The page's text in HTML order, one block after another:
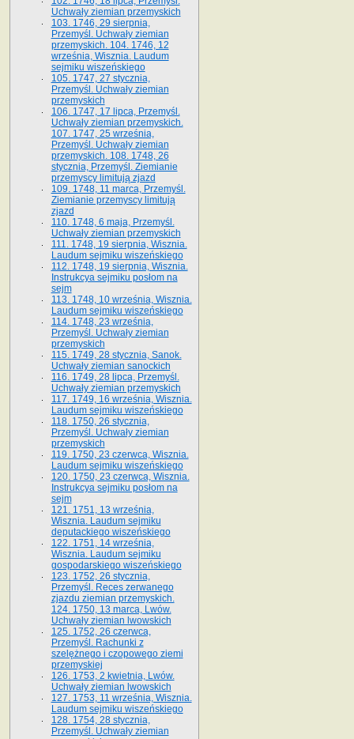
Uchwały ziemian przemyskich
103. 1746, 29 sierpnia,
Przemyśl. Uchwały ziemian
przemyskich. 104. 1746, 12
września, Wisznia. Laudum
sejmiku wiszeńskiego
105. 1747, 27 stycznia,
Przemyśl. Uchwały ziemian
przemyskich
106. 1747, 17 lipca, Przemyśl.
Uchwały ziemian przemyskich.
107. 1747, 25 września,
Przemyśl. Uchwały ziemian
przemyskich. 108. 1748, 26
stycznia, Przemyśl. Ziemianie
przemyscy limitują zjazd
109. 1748, 11 marca, Przemyśl.
Ziemianie przemyscy limitują
zjazd
110. 1748, 6 maja, Przemyśl.
Uchwały ziemian przemyskich
111. 1748, 19 sierpnia, Wisznia.
Laudum sejmiku wiszeńskiego
112. 1748, 19 sierpnia, Wisznia.
Instrukcya sejmiku posłom na
sejm
113. 1748, 10 września, Wisznia.
Laudum sejmiku wiszeńskiego
114. 1748, 23 września,
Przemyśl. Uchwały ziemian
przemyskich
115. 1749, 28 stycznia, Sanok.
Uchwały ziemian sanockich
116. 1749, 28 lipca, Przemyśl.
Uchwały ziemian przemyskich
117. 1749, 16 września, Wisznia.
Laudum sejmiku wiszeńskiego
118. 1750, 26 stycznia,
Przemyśl. Uchwały ziemian
przemyskich
119. 1750, 23 czerwca, Wisznia.
Laudum sejmiku wiszeńskiego
120. 1750, 23 czerwca, Wisznia.
Instrukcya sejmiku posłom na
sejm
121. 1751, 13 września,
Wisznia. Laudum sejmiku
deputackiego wiszeńskiego
122. 1751, 14 września,
Wisznia. Laudum sejmiku
gospodarskiego wiszeńskiego
123. 1752, 26 stycznia,
Przemyśl. Reces zerwanego
zjazdu ziemian przemyskich.
124. 1750, 13 marca, Lwów.
Uchwały ziemian lwowskich
125. 1752, 26 czerwca,
Przemyśl. Rachunki z
szelężnego i czopowego ziemi
przemyskiej
126. 1753, 2 kwietnia, Lwów.
Uchwały ziemian lwowskich
127. 1753, 11 września, Wisznia.
Laudum sejmiku wiszeńskiego
128. 1754, 28 stycznia,
Przemyśl. Uchwały ziemian